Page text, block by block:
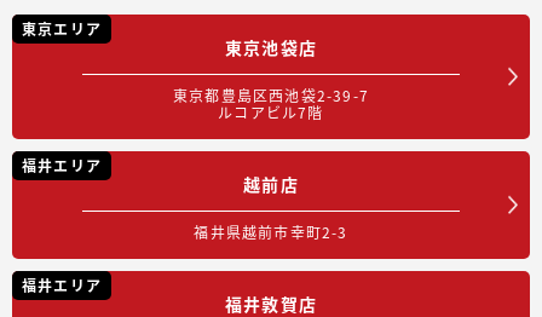
東京エリア
東京池袋店
東京都豊島区西池袋2-39-7
ルコアビル7階
福井エリア
越前店
福井県越前市幸町2-3
福井エリア
福井敦賀店